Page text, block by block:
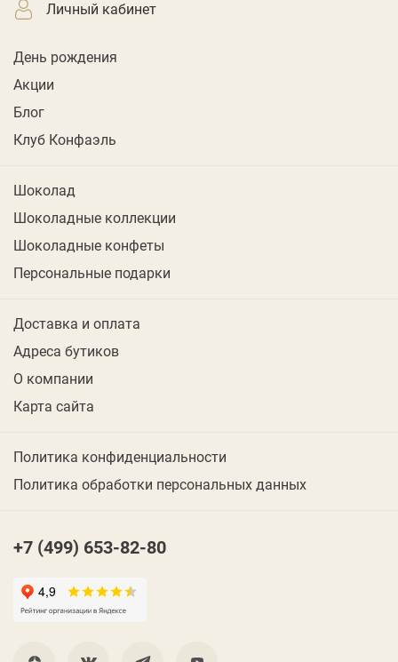
личный кабинет
День рождения
Акции
Блог
Клуб Конфаэль
Шоколад
Шоколадные коллекции
Шоколадные конфеты
Персональные подарки
Доставка и оплата
Адреса бутиков
О компании
Карта сайта
Политика конфиденциальности
Политика обработки персональных данных
+7 (499) 653-82-80